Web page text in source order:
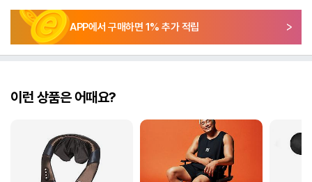
APP에서 구매하면 1% 추가 적립
이런 상품은 어때요?